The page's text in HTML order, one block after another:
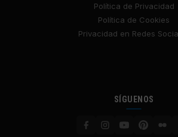
Política de Privacidad
Política de Cookies
Privacidad en Redes
SÍGUENOS